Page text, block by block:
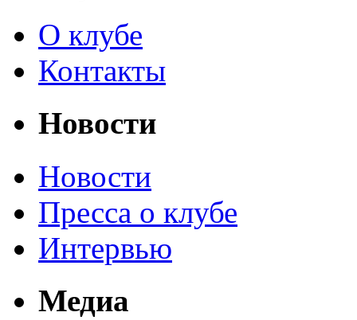
О клубе
Контакты
Новости
Новости
Пресса о клубе
Интервью
Медиа